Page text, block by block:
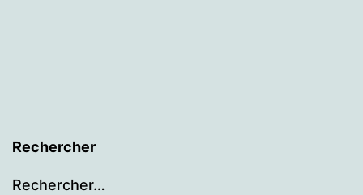
Rechercher
Rechercher…